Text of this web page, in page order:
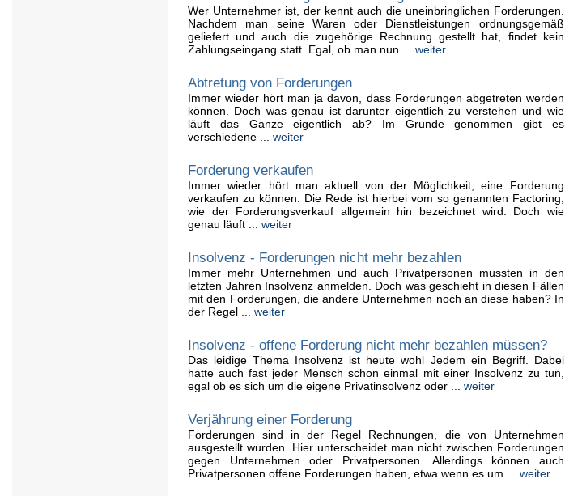
Wer Unternehmer ist, der kennt auch die uneinbringlichen Forderungen.
Nachdem man seine Waren oder Dienstleistungen ordnungsgemäß
geliefert und auch die zugehörige Rechnung gestellt hat, findet kein
Zahlungseingang statt. Egal, ob man nun ... weiter
Abtretung von Forderungen
Immer wieder hört man ja davon, dass Forderungen abgetreten werden
können. Doch was genau ist darunter eigentlich zu verstehen und wie
läuft das Ganze eigentlich ab? Im Grunde genommen gibt es
verschiedene ... weiter
Forderung verkaufen
Immer wieder hört man aktuell von der Möglichkeit, eine Forderung
verkaufen zu können. Die Rede ist hierbei vom so genannten Factoring,
wie der Forderungsverkauf allgemein hin bezeichnet wird. Doch wie
genau läuft ... weiter
Insolvenz - Forderungen nicht mehr bezahlen
Immer mehr Unternehmen und auch Privatpersonen mussten in den
letzten Jahren Insolvenz anmelden. Doch was geschieht in diesen Fällen
mit den Forderungen, die andere Unternehmen noch an diese haben? In
der Regel ... weiter
Insolvenz - offene Forderung nicht mehr bezahlen müssen?
Das leidige Thema Insolvenz ist heute wohl Jedem ein Begriff. Dabei
hatte auch fast jeder Mensch schon einmal mit einer Insolvenz zu tun,
egal ob es sich um die eigene Privatinsolvenz oder ... weiter
Verjährung einer Forderung
Forderungen sind in der Regel Rechnungen, die von Unternehmen
ausgestellt wurden. Hier unterscheidet man nicht zwischen Forderungen
gegen Unternehmen oder Privatpersonen. Allerdings können auch
Privatpersonen offene Forderungen haben, etwa wenn es um ... weiter